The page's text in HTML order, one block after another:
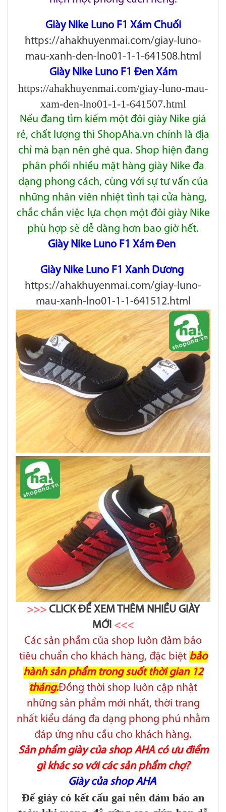
Giày Nike Luno F1 Xám Chuối
https://ahakhuyenmai.com/giay-luno-
mau-xanh-den-lno01-1-1-641508.html
Giày Nike Luno F1 Đen Xám
https://ahakhuyenmai.com/giay-luno-mau-
xam-den-lno01-1-1-641507.html
Nếu đang tìm kiếm một đôi giày Nike giá
rẻ, chất lượng thì ShopAha.vn chính là địa
chỉ mà bạn nên ghé qua. Shop hiện đang
phân phối nhiều mặt hàng giày Nike đa
dạng phong cách, cùng với sự tư vấn của
những nhân viên nhiệt tình tại cửa hàng,
chắc chắn việc lựa chọn một đôi giày Nike
phù hợp sẽ dễ dàng hơn bao giờ hết.
Giày Nike Luno F1 Xám Đen
Giày Nike Luno F1 Xanh Dương
https://ahakhuyenmai.com/giay-luno-
mau-xanh-lno01-1-1-641512.html
>>> CLICK ĐỂ XEM THÊM NHIỀU GIÀY
MỚI <<<
Các sản phẩm của shop luôn đảm bảo
tiêu chuẩn cho khách hàng, đặc biệt bảo
hành sản phẩm trong suốt thời gian 12
tháng.Đồng thời shop luôn cập nhật
những sản phẩm mới nhất, thời trang
nhất kiểu dáng đa dạng phong phú nhằm
đáp ứng nhu cầu cho khách hàng.
Sản phẩm giày của shop AHA có ưu điểm
gì khác so với các sản phẩm chợ?
Giày của shop AHA
Đế giày có kết cấu gai nên đảm bảo an
toàn khi mang, độ cứng cao giúp bạn dễ